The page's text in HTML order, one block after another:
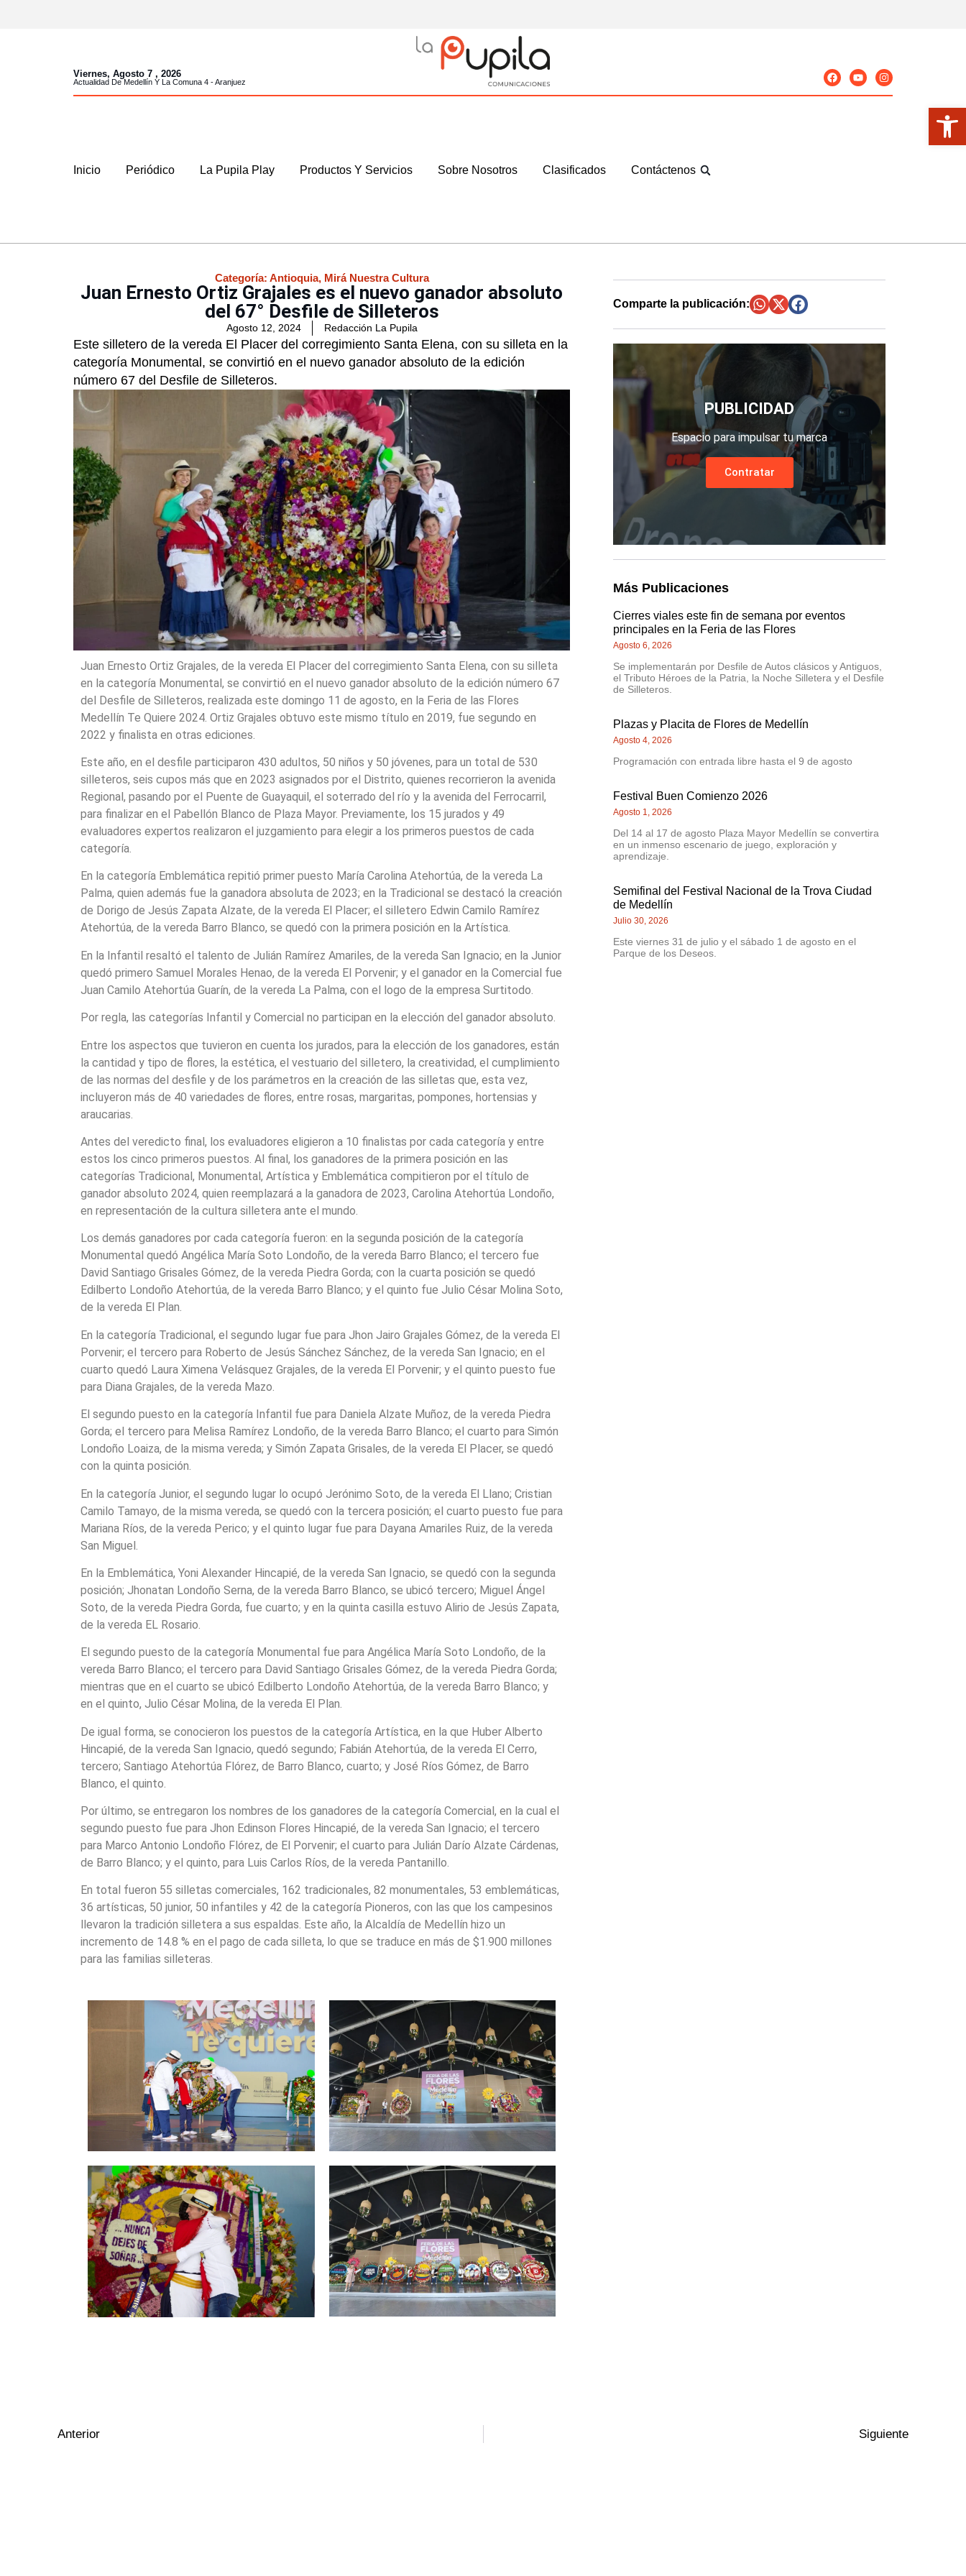
Viernes, Agosto 7 , 2026
Actualidad De Medellín Y La Comuna 4 - Aranjuez
Inicio Periódico La Pupila Play Productos Y Servicios Sobre Nosotros Clasificados Contáctenos
Categoría: Antioquia, Mirá Nuestra Cultura
Juan Ernesto Ortiz Grajales es el nuevo ganador absoluto
del 67° Desfile de Silleteros
Agosto 12, 2024 Redacción La Pupila
Este silletero de la vereda El Placer del corregimiento Santa Elena, con su silleta en la
categoría Monumental, se convirtió en el nuevo ganador absoluto de la edición
número 67 del Desfile de Silleteros.
Juan Ernesto Ortiz Grajales, de la vereda El Placer del corregimiento Santa Elena, con su silleta
en la categoría Monumental, se convirtió en el nuevo ganador absoluto de la edición número 67
del Desfile de Silleteros, realizada este domingo 11 de agosto, en la Feria de las Flores
Medellín Te Quiere 2024. Ortiz Grajales obtuvo este mismo título en 2019, fue segundo en
2022 y finalista en otras ediciones.
Este año, en el desfile participaron 430 adultos, 50 niños y 50 jóvenes, para un total de 530
silleteros, seis cupos más que en 2023 asignados por el Distrito, quienes recorrieron la avenida
Regional, pasando por el Puente de Guayaquil, el soterrado del río y la avenida del Ferrocarril,
para finalizar en el Pabellón Blanco de Plaza Mayor. Previamente, los 15 jurados y 49
evaluadores expertos realizaron el juzgamiento para elegir a los primeros puestos de cada
categoría.
En la categoría Emblemática repitió primer puesto María Carolina Atehortúa, de la vereda La
Palma, quien además fue la ganadora absoluta de 2023; en la Tradicional se destacó la creación
de Dorigo de Jesús Zapata Alzate, de la vereda El Placer; el silletero Edwin Camilo Ramírez
Atehortúa, de la vereda Barro Blanco, se quedó con la primera posición en la Artística.
En la Infantil resaltó el talento de Julián Ramírez Amariles, de la vereda San Ignacio; en la Junior
quedó primero Samuel Morales Henao, de la vereda El Porvenir; y el ganador en la Comercial fue
Juan Camilo Atehortúa Guarín, de la vereda La Palma, con el logo de la empresa Surtitodo.
Por regla, las categorías Infantil y Comercial no participan en la elección del ganador absoluto.
Entre los aspectos que tuvieron en cuenta los jurados, para la elección de los ganadores, están
la cantidad y tipo de flores, la estética, el vestuario del silletero, la creatividad, el cumplimiento
de las normas del desfile y de los parámetros en la creación de las silletas que, esta vez,
incluyeron más de 40 variedades de flores, entre rosas, margaritas, pompones, hortensias y
araucarias.
Antes del veredicto final, los evaluadores eligieron a 10 finalistas por cada categoría y entre
estos los cinco primeros puestos. Al final, los ganadores de la primera posición en las
categorías Tradicional, Monumental, Artística y Emblemática compitieron por el título de
ganador absoluto 2024, quien reemplazará a la ganadora de 2023, Carolina Atehortúa Londoño,
en representación de la cultura silletera ante el mundo.
Los demás ganadores por cada categoría fueron: en la segunda posición de la categoría
Monumental quedó Angélica María Soto Londoño, de la vereda Barro Blanco; el tercero fue
David Santiago Grisales Gómez, de la vereda Piedra Gorda; con la cuarta posición se quedó
Edilberto Londoño Atehortúa, de la vereda Barro Blanco; y el quinto fue Julio César Molina Soto,
de la vereda El Plan.
En la categoría Tradicional, el segundo lugar fue para Jhon Jairo Grajales Gómez, de la vereda El
Porvenir; el tercero para Roberto de Jesús Sánchez Sánchez, de la vereda San Ignacio; en el
cuarto quedó Laura Ximena Velásquez Grajales, de la vereda El Porvenir; y el quinto puesto fue
para Diana Grajales, de la vereda Mazo.
El segundo puesto en la categoría Infantil fue para Daniela Alzate Muñoz, de la vereda Piedra
Gorda; el tercero para Melisa Ramírez Londoño, de la vereda Barro Blanco; el cuarto para Simón
Londoño Loaiza, de la misma vereda; y Simón Zapata Grisales, de la vereda El Placer, se quedó
con la quinta posición.
En la categoría Junior, el segundo lugar lo ocupó Jerónimo Soto, de la vereda El Llano; Cristian
Camilo Tamayo, de la misma vereda, se quedó con la tercera posición; el cuarto puesto fue para
Mariana Ríos, de la vereda Perico; y el quinto lugar fue para Dayana Amariles Ruiz, de la vereda
San Miguel.
En la Emblemática, Yoni Alexander Hincapié, de la vereda San Ignacio, se quedó con la segunda
posición; Jhonatan Londoño Serna, de la vereda Barro Blanco, se ubicó tercero; Miguel Ángel
Soto, de la vereda Piedra Gorda, fue cuarto; y en la quinta casilla estuvo Alirio de Jesús Zapata,
de la vereda EL Rosario.
El segundo puesto de la categoría Monumental fue para Angélica María Soto Londoño, de la
vereda Barro Blanco; el tercero para David Santiago Grisales Gómez, de la vereda Piedra Gorda;
mientras que en el cuarto se ubicó Edilberto Londoño Atehortúa, de la vereda Barro Blanco; y
en el quinto, Julio César Molina, de la vereda El Plan.
De igual forma, se conocieron los puestos de la categoría Artística, en la que Huber Alberto
Hincapié, de la vereda San Ignacio, quedó segundo; Fabián Atehortúa, de la vereda El Cerro,
tercero; Santiago Atehortúa Flórez, de Barro Blanco, cuarto; y José Ríos Gómez, de Barro
Blanco, el quinto.
Por último, se entregaron los nombres de los ganadores de la categoría Comercial, en la cual el
segundo puesto fue para Jhon Edinson Flores Hincapié, de la vereda San Ignacio; el tercero
para Marco Antonio Londoño Flórez, de El Porvenir; el cuarto para Julián Darío Alzate Cárdenas,
de Barro Blanco; y el quinto, para Luis Carlos Ríos, de la vereda Pantanillo.
En total fueron 55 silletas comerciales, 162 tradicionales, 82 monumentales, 53 emblemáticas,
36 artísticas, 50 junior, 50 infantiles y 42 de la categoría Pioneros, con las que los campesinos
llevaron la tradición silletera a sus espaldas. Este año, la Alcaldía de Medellín hizo un
incremento de 14.8 % en el pago de cada silleta, lo que se traduce en más de $1.900 millones
para las familias silleteras.
Comparte la publicación:
PUBLICIDAD
Espacio para impulsar tu marca
Contratar
Más Publicaciones
Cierres viales este fin de semana por eventos
principales en la Feria de las Flores
Agosto 6, 2026
Se implementarán por Desfile de Autos clásicos y Antiguos,
el Tributo Héroes de la Patria, la Noche Silletera y el Desfile
de Silleteros.
Plazas y Placita de Flores de Medellín
Agosto 4, 2026
Programación con entrada libre hasta el 9 de agosto
Festival Buen Comienzo 2026
Agosto 1, 2026
Del 14 al 17 de agosto Plaza Mayor Medellín se convertira
en un inmenso escenario de juego, exploración y
aprendizaje.
Semifinal del Festival Nacional de la Trova Ciudad
de Medellín
Julio 30, 2026
Este viernes 31 de julio y el sábado 1 de agosto en el
Parque de los Deseos.
Anterior Siguiente
Abrir